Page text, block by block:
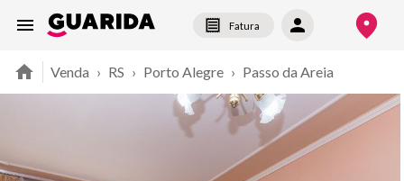
Fatura
Venda › RS › Porto Alegre › Passo da Areia